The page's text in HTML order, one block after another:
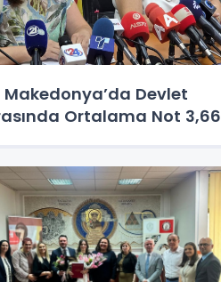
Makedonya’da Devlet
Ortalama Not 3,66